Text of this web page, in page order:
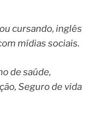
cursando, inglês
mídias sociais.
de saúde,
Seguro de vida